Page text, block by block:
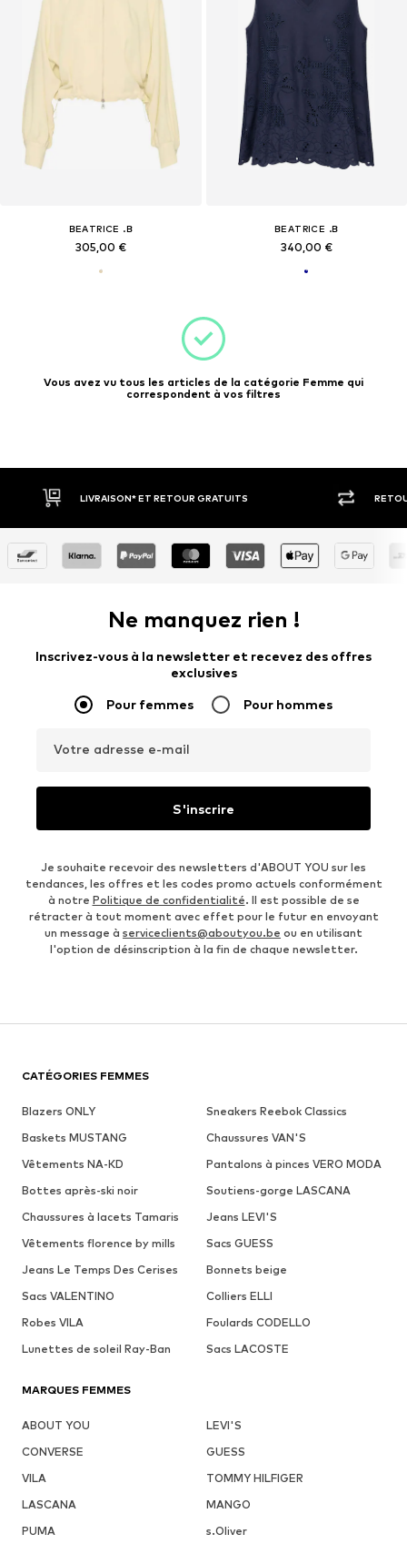
BEATRICE .B
305,00 €
BEATRICE .B
340,00 €
Vous avez vu tous les articles de la catégorie Femme qui
correspondent à vos filtres
LIVRAISON* ET RETOUR GRATUITS RETOUR SOUS
Ne manquez rien !
Inscrivez-vous à la newsletter et recevez des offres
exclusives
Pour femmes Pour hommes
Votre adresse e-mail
S'inscrire
Je souhaite recevoir des newsletters d'ABOUT YOU sur les
tendances, les offres et les codes promo actuels conformément
à notre Politique de confidentialité. Il est possible de se
rétracter à tout moment avec effet pour le futur en envoyant
un message à serviceclients@aboutyou.be ou en utilisant
l'option de désinscription à la fin de chaque newsletter.
CATÉGORIES FEMMES
Blazers ONLY
Sneakers Reebok Classics
Baskets MUSTANG
Chaussures VAN'S
Vêtements NA-KD
Pantalons à pinces VERO MODA
Bottes après-ski noir
Soutiens-gorge LASCANA
Chaussures à lacets Tamaris
Jeans LEVI'S
Vêtements florence by mills
Sacs GUESS
Jeans Le Temps Des Cerises
Bonnets beige
Sacs VALENTINO
Colliers ELLI
Robes VILA
Foulards CODELLO
Lunettes de soleil Ray-Ban
Sacs LACOSTE
MARQUES FEMMES
ABOUT YOU
LEVI'S
CONVERSE
GUESS
VILA
TOMMY HILFIGER
LASCANA
MANGO
PUMA
s.Oliver